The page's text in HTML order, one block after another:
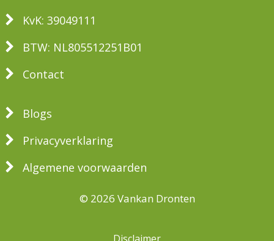
KvK: 39049111
BTW: NL805512251B01
Contact
Blogs
Privacyverklaring
Algemene voorwaarden
© 2026 Vankan Dronten